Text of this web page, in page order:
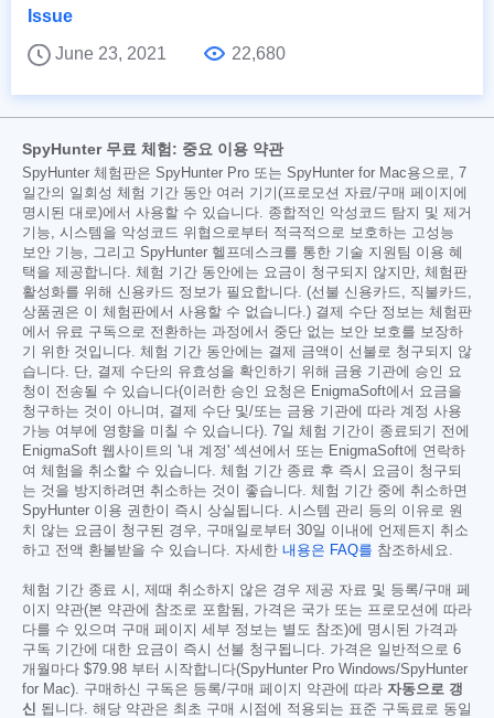
Issue
June 23, 2021
22,680
SpyHunter 무료 체험: 중요 이용 약관
SpyHunter 체험판은 SpyHunter Pro 또는 SpyHunter for Mac용으로, 7
일간의 일회성 체험 기간 동안 여러 기기(프로모션 자료/구매 페이지에
명시된 대로)에서 사용할 수 있습니다. 종합적인 악성코드 탐지 및 제거
기능, 시스템을 악성코드 위협으로부터 적극적으로 보호하는 고성능
보안 기능, 그리고 SpyHunter 헬프데스크를 통한 기술 지원팀 이용 혜
택을 제공합니다. 체험 기간 동안에는 요금이 청구되지 않지만, 체험판
활성화를 위해 신용카드 정보가 필요합니다. (선불 신용카드, 직불카드,
상품권은 이 체험판에서 사용할 수 없습니다.) 결제 수단 정보는 체험판
에서 유료 구독으로 전환하는 과정에서 중단 없는 보안 보호를 보장하
기 위한 것입니다. 체험 기간 동안에는 결제 금액이 선불로 청구되지 않
습니다. 단, 결제 수단의 유효성을 확인하기 위해 금융 기관에 승인 요
청이 전송될 수 있습니다(이러한 승인 요청은 EnigmaSoft에서 요금을
청구하는 것이 아니며, 결제 수단 및/또는 금융 기관에 따라 계정 사용
가능 여부에 영향을 미칠 수 있습니다). 7일 체험 기간이 종료되기 전에
EnigmaSoft 웹사이트의 '내 계정' 섹션에서 또는 EnigmaSoft에 연락하
여 체험을 취소할 수 있습니다. 체험 기간 종료 후 즉시 요금이 청구되
는 것을 방지하려면 취소하는 것이 좋습니다. 체험 기간 중에 취소하면
SpyHunter 이용 권한이 즉시 상실됩니다. 시스템 관리 등의 이유로 원
치 않는 요금이 청구된 경우, 구매일로부터 30일 이내에 언제든지 취소
하고 전액 환불받을 수 있습니다. 자세한 내용은 FAQ를 참조하세요.
체험 기간 종료 시, 제때 취소하지 않은 경우 제공 자료 및 등록/구매 페
이지 약관(본 약관에 참조로 포함됨, 가격은 국가 또는 프로모션에 따라
다를 수 있으며 구매 페이지 세부 정보는 별도 참조)에 명시된 가격과
구독 기간에 대한 요금이 즉시 선불 청구됩니다. 가격은 일반적으로 6
개월마다 $79.98 부터 시작합니다(SpyHunter Pro Windows/SpyHunter
for Mac). 구매하신 구독은 등록/구매 페이지 약관에 따라 자동으로 갱
신
됩니다. 해당 약관은 최초 구매 시점에 적용되는 표준 구독료로 동일